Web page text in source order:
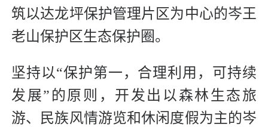
筑以达龙坪保护管理片区为中心的岑王
老山保护区生态保护圈。
坚持以“保护第一，合理利用，可持续
发展”的原则，开发出以森林生态旅
游、民族风情游览和休闲度假为主的岑